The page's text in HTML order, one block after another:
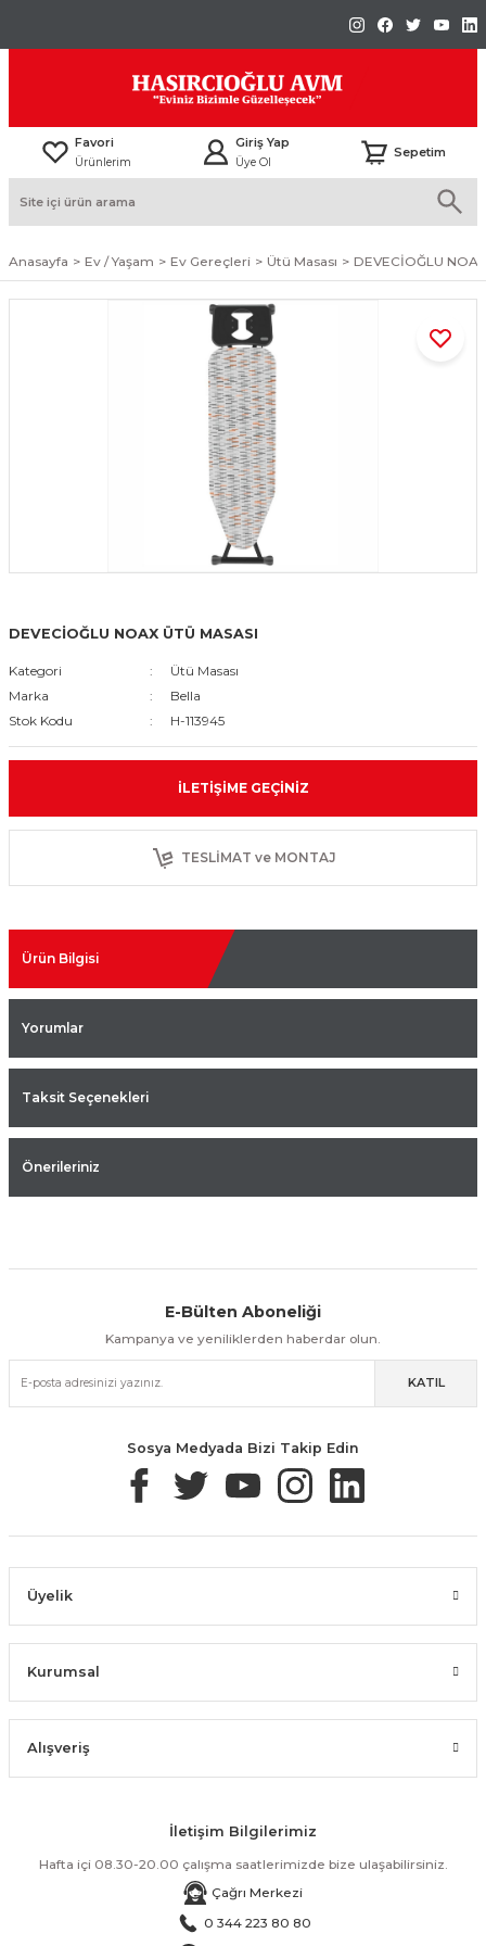
Favori
Ürünlerim
Giriş Yap
Üye Ol
Sepetim
Anasayfa Ev / Yaşam Ev Gereçleri Ütü Masası DEVECİOĞLU
DEVECİOĞLU NOAX ÜTÜ MASASI
Kategori
Ütü Masası
Marka
Bella
Stok Kodu
H-113945
İLETIŞIME GEÇINIZ
TESLİMAT ve MONTAJ
Ürün Bilgisi
Yorumlar
Taksit Seçenekleri
Önerileriniz
Kolay İade & Değişim Güvenli Alışveriş
Güvenli Paketleme Taksit / Havale İle Alışveriş Kolay İade & Değişim
E-Bülten Aboneliği
Kampanya ve yeniliklerden haberdar olun.
KATIL
Sosya Medyada Bizi Takip Edin
Üyelik
Kurumsal
Alışveriş
İletişim Bilgilerimiz
Hafta içi 08.30-20.00 çalışma saatlerimizde bize ulaşabilirsiniz.
Çağrı Merkezi
0 344 223 80 80